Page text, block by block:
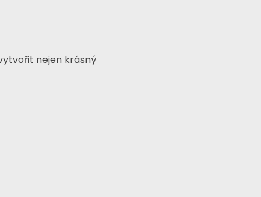
nejen krásný